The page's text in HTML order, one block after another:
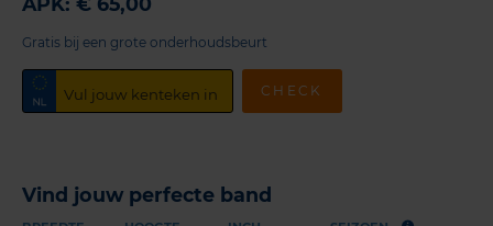
Gratis bij een grote onderhoudsbeurt
CHECK
Vind jouw perfecte band